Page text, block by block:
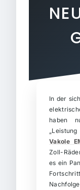
In der
haben
Vakole
Zoll-
es ein